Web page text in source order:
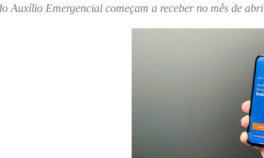
Auxílio Emergencial começam a receber no mês de